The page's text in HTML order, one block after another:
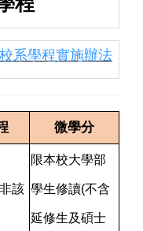
系學程實施辦法
微學分
該
限本校大學部
學生修讀(不含
延修生及碩士